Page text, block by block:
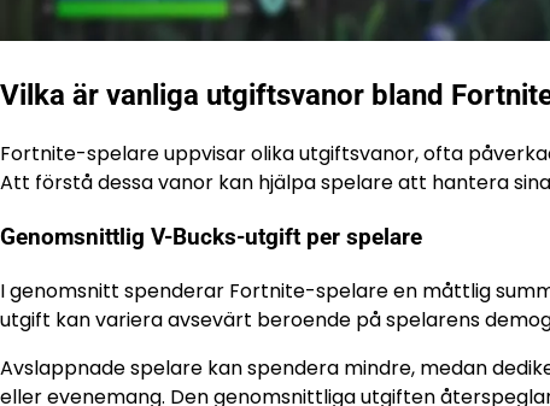
Vilka är vanliga utgiftsvanor bland
Fortnite-spelare uppvisar olika utgiftsvanor, ofta
Att förstå dessa vanor kan hjälpa spelare att hantera
Genomsnittlig V-Bucks-utgift per spelare
I genomsnitt spenderar Fortnite-spelare en måttlig
utgift kan variera avsevärt beroende på spelarens
Avslappnade spelare kan spendera mindre, medan
eller evenemang. Den genomsnittliga utgiften